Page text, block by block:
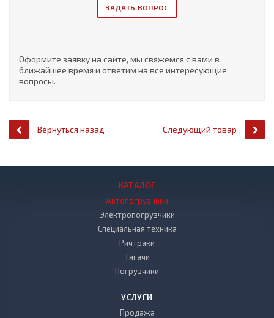
ЗАДАТЬ ВОПРОС
Оформите заявку на сайте, мы свяжемся с вами в
ближайшее время и ответим на все интересующие
вопросы.
Вернуться назад Следующий товар
КАТАЛОГ
Автопогрузчики
Электропогрузчики
Специальная техника
Ричтраки
Тягачи
Погрузчики
УСЛУГИ
Продажа